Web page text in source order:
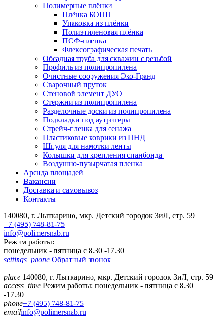
Полимерные плёнки
Плёнка БОПП
Упаковка из плёнки
Полиэтиленовая плёнка
ПОФ-пленка
Флексографическая печать
Обсадная труба для скважин с резьбой
Профиль из полипропилена
Очистные сооружения Эко-Гранд
Сварочный пруток
Стеновой элемент ДУО
Стержни из полипропилена
Разделочные доски из полипропилена
Подкладки под аутригеры
Cтрейч-пленка для сенажа
Пластиковые коврики из ПНД
Шпуля для намотки ленты
Колышки для крепления спанбонда.
Воздушно-пузырчатая пленка
Аренда площадей
Вакансии
Доставка и самовывоз
Контакты
140080, г. Лыткарино, мкр. Детский городок ЗиЛ, стр. 59
+7 (495) 748-81-75
info@polimersnab.ru
Режим работы:
понедельник - пятница с 8.30 -17.30
settings_phone Обратный звонок
place 140080, г. Лыткарино, мкр. Детский городок ЗиЛ, стр. 59
access_time Режим работы: понедельник - пятница с 8.30
-17.30
phone+7 (495) 748-81-75
emailinfo@polimersnab.ru